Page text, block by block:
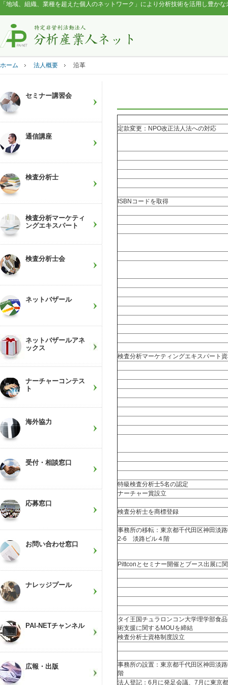
「地域、組織、業種を超えた個人のネットワーク」により分析技術を活用し豊か
ホーム 法人概要 沿革
セミナー講習会
通信講座
検査分析士
検査分析マーケティ
ングエキスパート
検査分析士会
ネットバザール
ネットバザールアネ
ックス
ナーチャーコンテス
ト
海外協力
受付・相談窓口
応募窓口
お問い合わせ窓口
ナレッジプール
PAI-NETチャンネル
広報・出版
定款変更： NPO改正法人法への対応
ISBN コードを取得
検査分析マーケティングエキスパート
特級検査分析士5名の認定
ナーチャー賞設立
検査分析士を商標登録
事務所の移転：東京都千代田区神田淡
2-6 淡路ビル４階
Pittcon とセミナー開催とブース出展に
タイ王国チュラロンコン大学理学部食
術支援に関する MOUを締結
検査分析士資格制度設立
事務所の設置：東京都千代田区神田淡
階
法人登記： 6 月に発足会議、 7 月に東京